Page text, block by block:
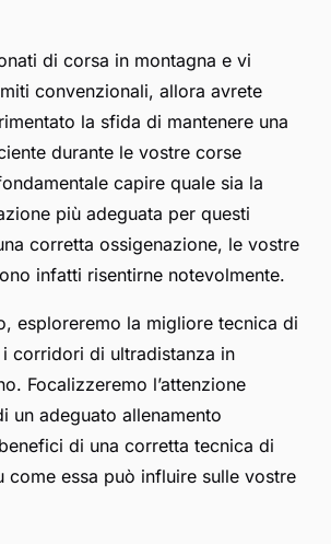
tecnica di
per corridori di
in ambiente
•5 min de lecture
di corsa in montagna e vi
convenzionali, allora avrete
la sfida di mantenere una
durante le vostre corse
capire quale sia la
più adeguata per questi
corretta ossigenazione, le vostre
infatti risentirne notevolmente.
esploreremo la migliore tecnica di
corridori di ultradistanza in
Focalizzeremo l’attenzione
un adeguato allenamento
di una corretta tecnica di
come essa può influire sulle vostre